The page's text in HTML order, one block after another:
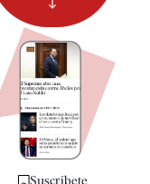
Suscríbete